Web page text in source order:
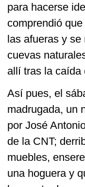
para hacerse
comprendió
las afueras y
cuevas
allí tras la caída
Así pues, el
madrugada, un
por José
de la CNT;
muebles,
una hoguera y